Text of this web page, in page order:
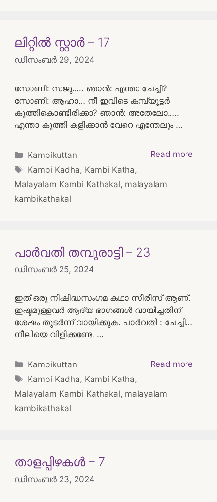
ലിറ്റിൽ സ്റ്റാർ – 17
ഡിസംബർ 29, 2024
സോണി: സജു….. ഞാൻ: എന്താ ചേച്ചി?
സോണി: ആഹാ… നീ ഇവിടെ കമ്പ്യൂട്ടർ
കുത്തികൊണ്ടിരിക്കാ? ഞാൻ: അതേലോ…..
എന്താ കുത്തി കളിക്കാൻ വേറെ എന്തേലും …
Read more
Categories
Kambikuttan
Tags
Kambi Kadha, Kambi Katha,
Malayalam Kambi Kathakal, malayalam
kambikathakal
പാർവതി തമ്പുരാട്ടി – 23
ഡിസംബർ 25, 2024
ഇത് ഒരു നിഷിദ്ധസംഗമ കഥാ സീരീസ് ആണ്.
ഇഷ്ടമുള്ളവർ ആദ്യ ഭാഗങ്ങൾ വായിച്ചതിന്
ശേഷം തുടർന്ന് വായിക്കുക. പാർവതി : ചേച്ചി…
നീലിയെ വിളിക്കണ്ടേ. …
Read more
Categories
Kambikuttan
Tags
Kambi Kadha, Kambi Katha,
Malayalam Kambi Kathakal, malayalam
kambikathakal
താളപ്പിഴകൾ – 7
ഡിസംബർ 23, 2024